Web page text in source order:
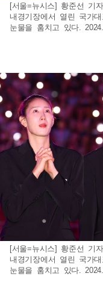
[서울=뉴시스] 황준선 기
내경기장에서 열린 국가
눈물을 훔치고 있다.
[서울=뉴시스] 황준선 기
내경기장에서 열린 국가
눈물을 훔치고 있다.